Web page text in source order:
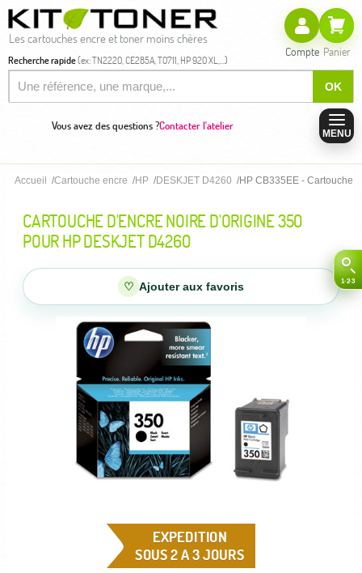
Les cartouches encre et toner moins chères
Recherche rapide(ex: TN2220, CE285A, T0711, HP 920 XL,...)
OK
Compte Panier
Vous avez des questions ?Contacter l'atelier
MENU
Accueil Cartouche encre HP DESKJET D4260 HP CB335EE - Cartouche
CARTOUCHE D'ENCRE NOIRE D'ORIGINE 350
POUR HP DESKJET D4260
♡ Ajouter aux favoris
EXPEDITION
SOUS 2 A 3 JOURS